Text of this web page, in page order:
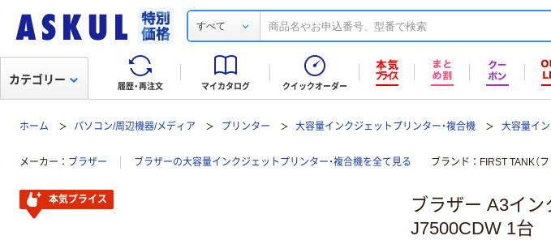
すべて
履歴・再注文 マイカタログ クイックオーダー
カテゴリー
ホーム パソコン/周辺機器/メディア プリンター 大容量インクジェットプリンター・複合機 大容量イン
メーカー ブラザー ブラザーの大容量インクジェットプリンター・複合機を全て見る ブランド FIRST TANK（
ブラザー A3イ
J7500CDW 1台
本気プライス